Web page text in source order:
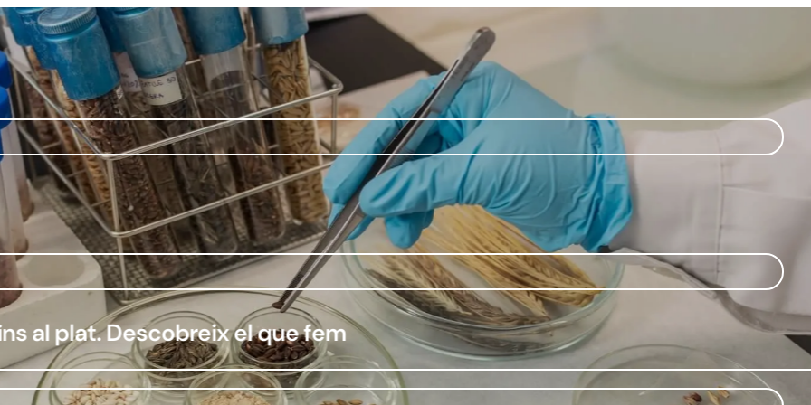
Descobreix el que fem